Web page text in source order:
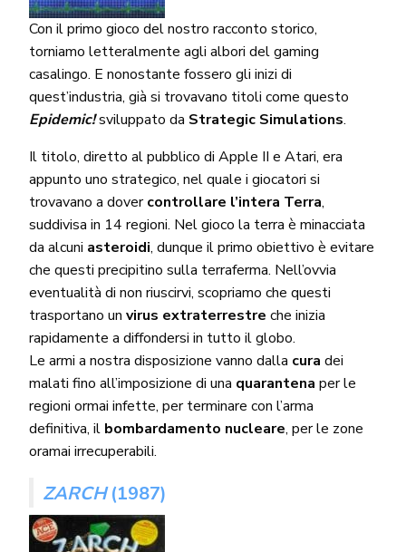
Con il primo gioco del nostro racconto storico,
torniamo letteralmente agli albori del gaming
casalingo. E nonostante fossero gli inizi di
quest’industria, già si trovavano titoli come questo
Epidemic!sviluppato da Strategic Simulations.
Il titolo, diretto al pubblico di Apple II e Atari, era
appunto uno strategico, nel quale i giocatori si
trovavano a dovercontrollare l’intera Terra,
suddivisa in 14 regioni. Nel gioco la terra è minacciata
da alcuni asteroidi, dunque il primo obiettivo è evitare
che questi precipitino sulla terraferma. Nell’ovvia
eventualità di non riuscirvi, scopriamo che questi
trasportano un virus extraterrestreche inizia
rapidamente a diffondersi in tutto il globo.
Le armi a nostra disposizione vanno dalla curadei
malati fino all’imposizione di una quarantenaper le
regioni ormai infette, per terminare con l’arma
definitiva, il bombardamento nucleare, per le zone
oramai irrecuperabili.
ZARCH(1987)